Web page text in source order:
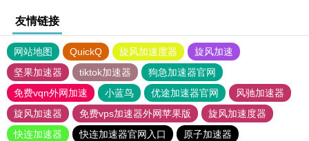
友情链接
网站地图 QuickQ 旋风加速度器
旋风加速
坚果加速器
tiktok加速器
狗急加速器官网
免费vqn外网加速
小蓝鸟 优途加速器官网
风驰加速器
旋风加速器
免费vps加速器外网苹果版
旋风加速度器
快连加速器
快连加速器官网入口 原子加速器